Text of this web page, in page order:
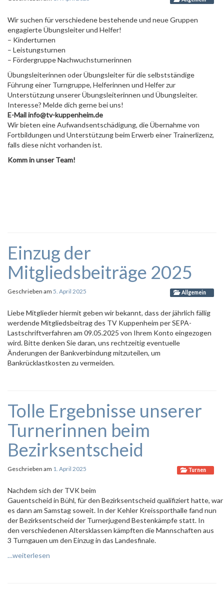
Wir suchen für verschiedene bestehende und neue Gruppen
engagierte Übungsleiter und Helfer!
– Kinderturnen
– Leistungsturnen
– FördergruppeNachwuchsturnerinnen
Übungsleiterinnen oder Übungsleiter für die selbstständige
Führung einer Turngruppe, Helferinnen und Helfer zur
Unterstützung unserer Übungsleiterinnen und Übungsleiter.
Interesse? Melde dich gerne bei uns!
E-Mailinfo@tv-kuppenheim.de
Wir bieten eine Aufwandsentschädigung, die Übernahme von
Fortbildungen und Unterstützung beim Erwerb einer Trainerlizenz,
falls diese nicht vorhanden ist.
Komm in unser Team!
Einzug der
Mitgliedsbeiträge 2025
Geschrieben am 5. April 2025 Allgemein
Liebe Mitglieder hiermit geben wir bekannt, dass der jährlich fällig
werdende Mitgliedsbeitrag des TV Kuppenheim per SEPA-
Lastschriftverfahren am 09.05.2025 von Ihrem Konto eingezogen
wird. Bitte denken Sie daran, uns rechtzeitig eventuelle
Änderungen der Bankverbindung mitzuteilen, um
Bankrücklastkosten zu vermeiden.
Tolle Ergebnisse unserer
Turnerinnen beim
Bezirksentscheid
Geschrieben am 1. April 2025 Turnen
Nachdem sich der TVK beim
Gauentscheid in Bühl, für den Bezirksentscheid qualifiziert hatte, war
es dann am Samstag soweit. In der Kehler Kreissporthalle fand nun
der Bezirksentscheid der Turnerjugend Bestenkämpfe statt. In
den verschiedenen Altersklassen kämpften die Mannschaften aus
3 Turngauen um den Einzug in das Landesfinale.
…weiterlesen